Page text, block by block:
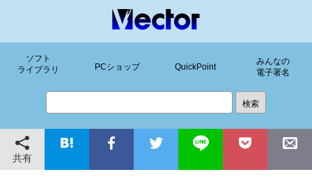
ソフト
ライブラリ
PCショップ QuickPoint
みんなの
電子署名
共有